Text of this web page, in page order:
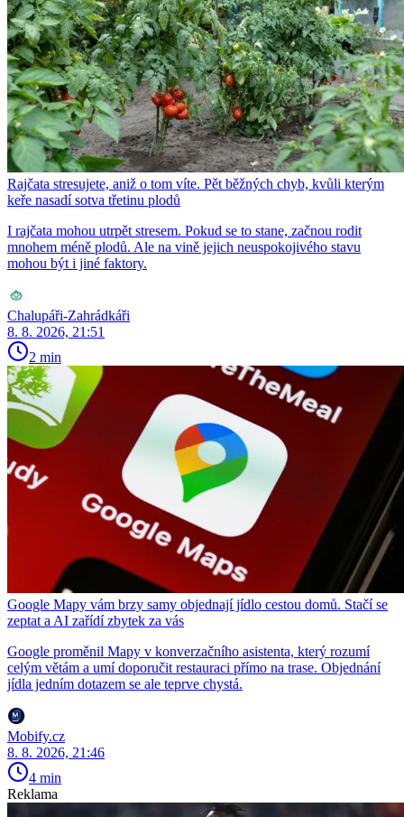
Rajčata stresujete, aniž o tom víte. Pět běžných chyb, kvůli kterým
keře nasadí sotva třetinu plodů
I rajčata mohou utrpět stresem. Pokud se to stane, začnou rodit
mnohem méně plodů. Ale na vině jejich neuspokojivého stavu
mohou být i jiné faktory.
Chalupáři-Zahrádkáři
8. 8. 2026, 21:51
2 min
Google Mapy vám brzy samy objednají jídlo cestou domů. Stačí se
zeptat a AI zařídí zbytek za vás
Google proměnil Mapy v konverzačního asistenta, který rozumí
celým větám a umí doporučit restauraci přímo na trase. Objednání
jídla jedním dotazem se ale teprve chystá.
Mobify.cz
8. 8. 2026, 21:46
4 min
Reklama